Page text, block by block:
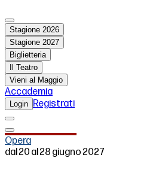
Stagione 2026
Stagione 2027
Biglietteria
Il Teatro
Vieni al Maggio
Accademia
Login Registrati
Opera
dal 20 al 28 giugno 2027